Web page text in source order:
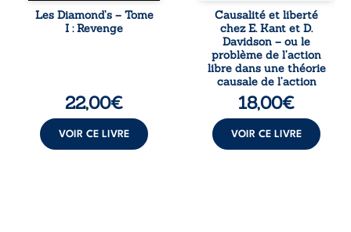
croise sa route.
Chef d’une famille
de Nomads, Juan
Les Diamond’s – Tome
I : Revenge
22,00€
VOIR CE LIVRE
responsabilité. De
la volonté
kantienne au
monisme anomal
de Davidson, il
interroge la
manière dont les
intentions et les
croyances
peuvent ...
Causalité et liberté
chez E. Kant et D.
Davidson – ou le
problème de l’action
libre dans une théorie
causale de l’action
18,00€
VOIR CE LIVRE